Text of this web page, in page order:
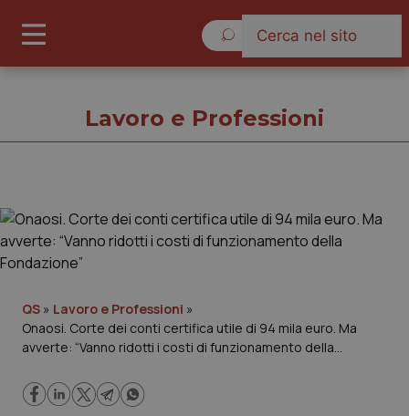
Cronache
Governo e Parlamento
Regioni e Asl
Lavoro e Professioni
Lavoro e Professioni
QS » Lavoro e Professioni »
Onaosi. Corte dei conti certifica utile di 94 mila euro. Ma
avverte: “Vanno ridotti i costi di funzionamento della